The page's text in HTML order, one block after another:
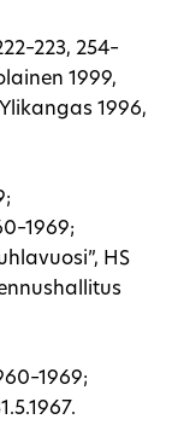
254–
1999,
Ylikangas 1996,
HS